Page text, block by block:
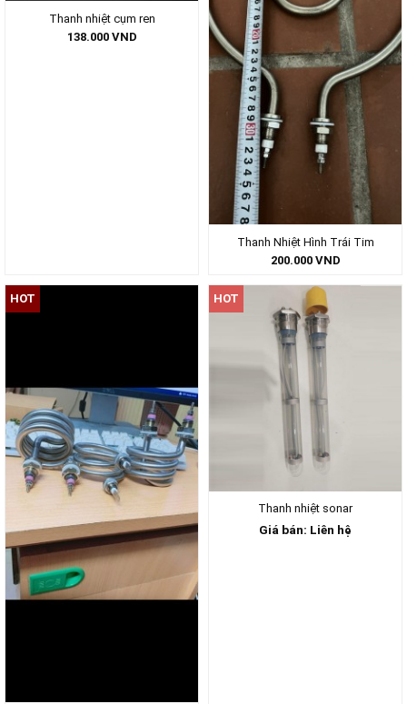
Thanh nhiệt cụm ren
138.000 VND
Thanh Nhiệt Hình Trái Tim
200.000 VND
HOT HOT
Thanh nhiệt sonar
Giá bán: Liên hệ